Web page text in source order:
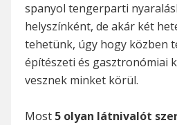
spanyol tengerparti
helyszínként, de akár két
tehetünk, úgy hogy közben
építészeti és gasztronómiai
vesznek minket körül.
Most 5 olyan látnivalót